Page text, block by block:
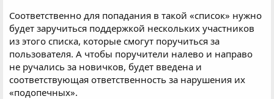
Соответственно для попадания в такой «список» нужно
будет заручиться поддержкой нескольких участников
из этого списка, которые смогут поручиться за
пользователя. А чтобы поручители налево и направо
не ручались за новичков, будет введена и
соответствующая ответственность за нарушения их
«подопечных».